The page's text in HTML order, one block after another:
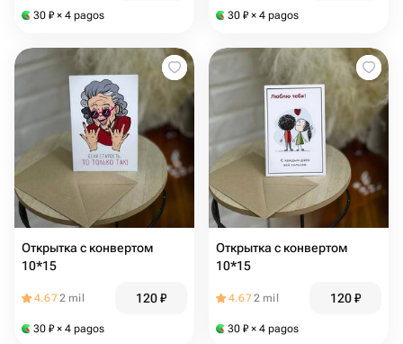
30 ₽ × 4 pagos 30 ₽ × 4 pagos
Открытка с конвертом
10*15
4.672 mil 120₽
30 ₽ × 4 pagos
Открытка с конвертом
10*15
4.672 mil 120₽
30 ₽ × 4 pagos